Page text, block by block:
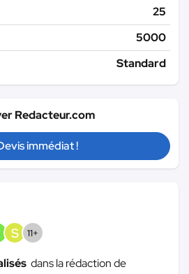
25
5000
Standard
Redacteur.com
immédiat !
S 11+
dans la rédaction de